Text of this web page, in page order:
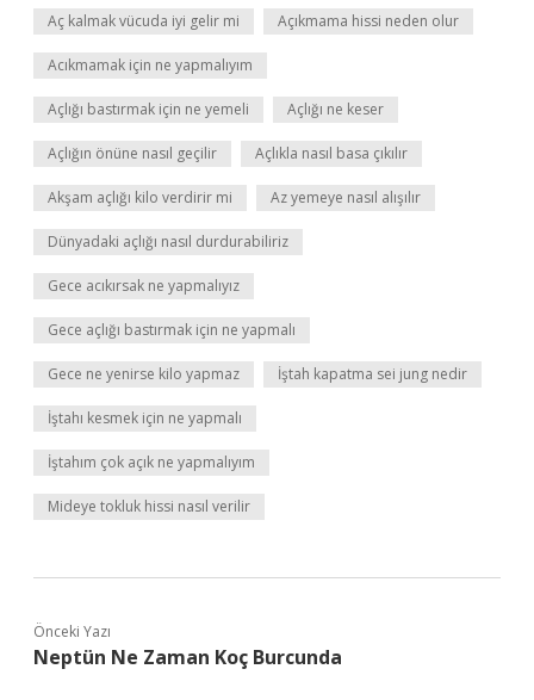
Aç kalmak vücuda iyi gelir mi Açıkmama hissi neden olur
Acıkmamak için ne yapmalıyım
Açlığı bastırmak için ne yemeli Açlığı ne keser
Açlığın önüne nasıl geçilir Açlıkla nasıl basa çıkılır
Akşam açlığı kilo verdirir mi Az yemeye nasıl alışılır
Dünyadaki açlığı nasıl durdurabiliriz
Gece acıkırsak ne yapmalıyız
Gece açlığı bastırmak için ne yapmalı
Gece ne yenirse kilo yapmaz İştah kapatma sei jung nedir
İştahı kesmek için ne yapmalı
İştahım çok açık ne yapmalıyım
Mideye tokluk hissi nasıl verilir
Önceki Yazı
Neptün Ne Zaman Koç Burcunda